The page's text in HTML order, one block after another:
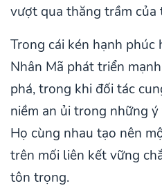
vượt qua thăng trầm của
Trong cái kén hạnh phúc
Nhân Mã phát triển
phá, trong khi đối tác
niềm an ủi trong những
Họ cùng nhau tạo nên
trên mối liên kết vững
tôn trọng.